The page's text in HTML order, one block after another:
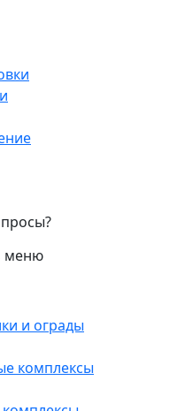
меню
и ограды
комплексы